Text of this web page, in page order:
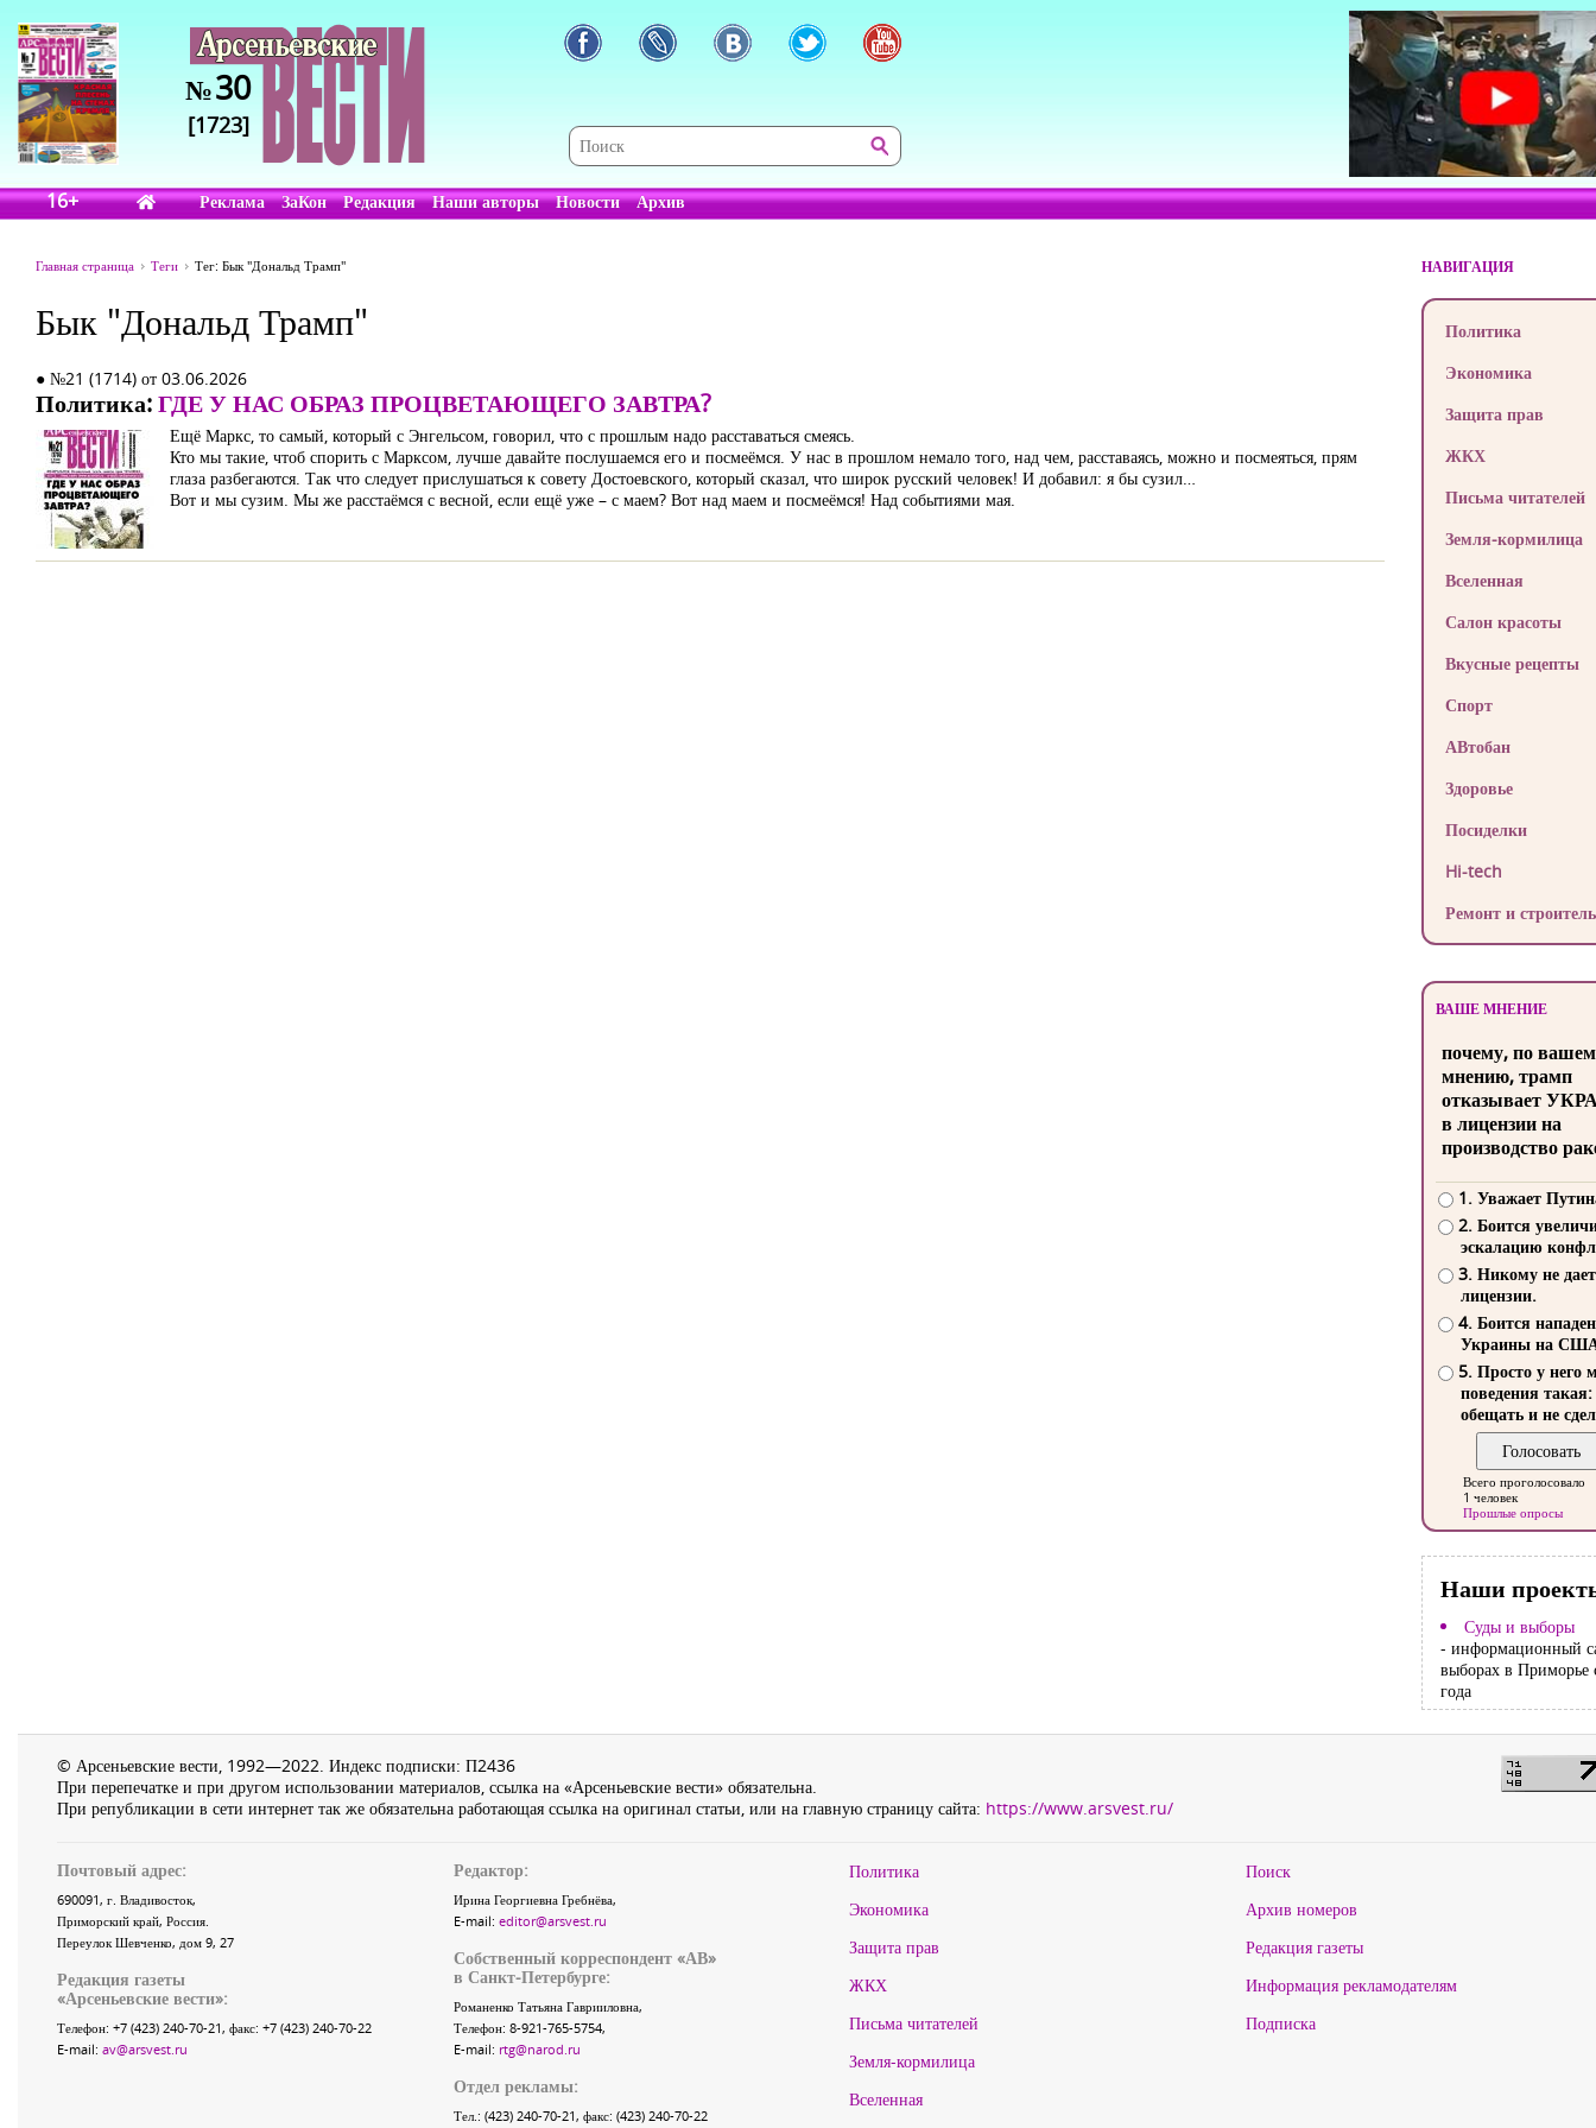
№30
[1723]
16+ Реклама ЗаКон Редакция Наши авторы Новости Архив
Главная страница Теги Тег: Бык "Дональд Трамп"
Бык "Дональд Трамп"
● №21 (1714) от 03.06.2026
Политика:ГДЕ У НАС ОБРАЗ ПРОЦВЕТАЮЩЕГО ЗАВТРА?
Ещё Маркс, то самый, который с Энгельсом, говорил, что с прошлым надо расставаться смеясь.
Кто мы такие, чтоб спорить с Марксом, лучше давайте послушаемся его и посмеёмся. У нас в прошлом немало того, над чем, расставаясь, можно и посмеяться, прям
глаза разбегаются. Так что следует прислушаться к совету Достоевского, который сказал, что широк русский человек! И добавил: я бы сузил…
Вот и мы сузим. Мы же расстаёмся с весной, если ещё уже – с маем? Вот над маем и посмеёмся! Над событиями мая.
НАВИГАЦИЯ
Политика
Экономика
Защита прав
ЖКХ
Письма читателей
Земля-кормилица
Вселенная
Салон красоты
Вкусные рецепты
Спорт
АВтобан
Здоровье
Посиделки
Hi-tech
Ремонт и
ВАШЕ МНЕНИЕ
почему, по
мнению, трамп
отказывает
в лицензии на
производство
1. Уважает
2. Боится
эскалацию
3. Никому не
лицензии.
4. Боится
Украины на
5. Просто у него
поведения такая:
обещать и не
Всего проголосовало
1 человек
Прошлые опросы
Наши
Суды и выборы
- информационный
выборах в Приморье
года
© Арсеньевские вести, 1992—2022. Индекс подписки: П2436
При перепечатке и при другом использовании материалов, ссылка на «Арсеньевские вести» обязательна.
При републикации в сети интернет так же обязательна работающая ссылка на оригинал статьи, или на главную страницу сайта: https://www.arsvest.ru/
Почтовый адрес:
690091, г. Владивосток,
Приморский край, Россия.
Переулок Шевченко, дом 9, 27
Редакция газеты
«Арсеньевские вести»:
Телефон: +7 (423) 240-70-21, факс: +7 (423) 240-70-22
E-mail: av@arsvest.ru
Редактор:
Ирина Георгиевна Гребнёва,
E-mail: editor@arsvest.ru
Собственный корреспондент «АВ»
в Санкт-Петербурге:
Романенко Татьяна Гаврииловна,
Телефон: 8-921-765-5754,
E-mail: rtg@narod.ru
Отдел рекламы:
Тел.: (423) 240-70-21, факс: (423) 240-70-22
Политика
Экономика
Защита прав
ЖКХ
Письма читателей
Земля-кормилица
Вселенная
Поиск
Архив номеров
Редакция газеты
Информация рекламодателям
Подписка